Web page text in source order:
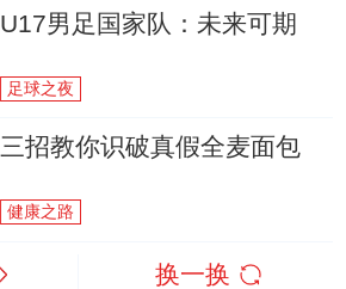
U17男足国家队：未来可期
足球之夜
三招教你识破真假全麦面包
健康之路
换一换